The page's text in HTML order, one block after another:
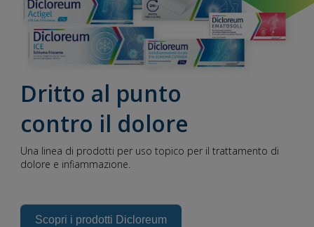
Dritto al punto
contro il dolore
Una linea di prodotti per uso topico per il trattamento di
dolore e infiammazione.
Scopri i prodotti Dicloreum